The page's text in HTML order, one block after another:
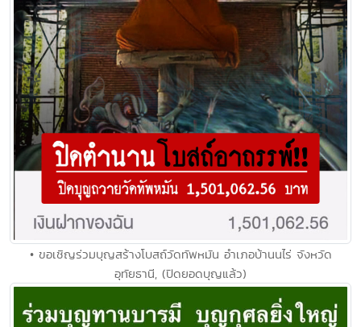
• ขอเชิญร่วมบุญสร้างโบสถ์วัดทัพหมัน อําเภอบ้านนไร่ จังหวัด
อุทัยธานี, (ปิดยอดบุญแล้ว)